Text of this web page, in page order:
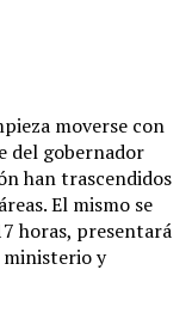
moverse con
del gobernador
han trascendidos
El mismo se
horas, presentará
ministerio y